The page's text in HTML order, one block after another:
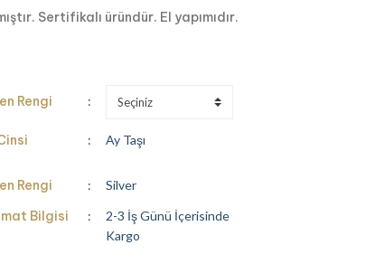
Sertifikalı üründür. El yapımıdır.
Rengi
Ay Taşı
Rengi Silver
Bilgisi
2-3 İş Günü İçerisinde
Kargo